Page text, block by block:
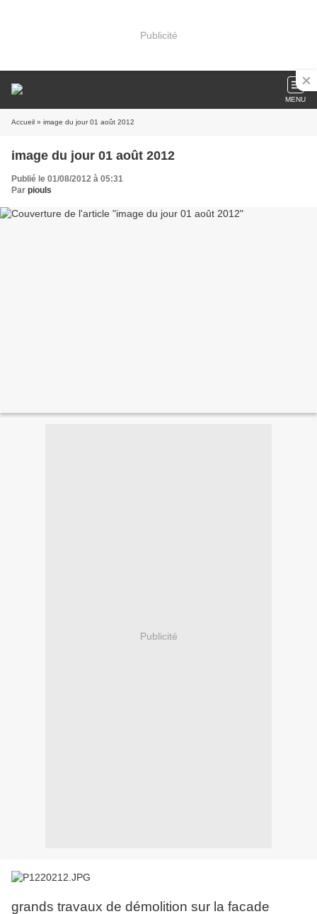
Publicité
MENU
Accueil » image du jour 01 août 2012
image du jour 01 août 2012
Publié le 01/08/2012 à 05:31
Par piouls
Publicité
grands travaux de démolition sur la facade